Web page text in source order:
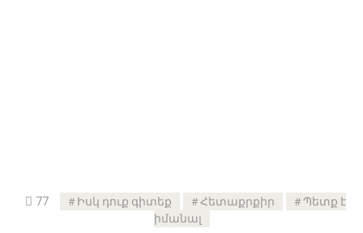
77 Իսկ դուք գիտեք Հետաքրքիր
Պետք է
իմանալ